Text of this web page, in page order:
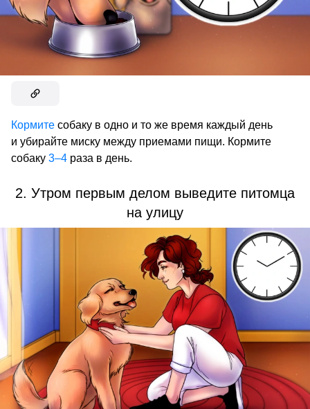
Кормите собаку в одно и то же время каждый день
и убирайте миску между приемами пищи. Кормите
собаку 3–4 раза в день.
2. Утром первым делом выведите питомца
на улицу